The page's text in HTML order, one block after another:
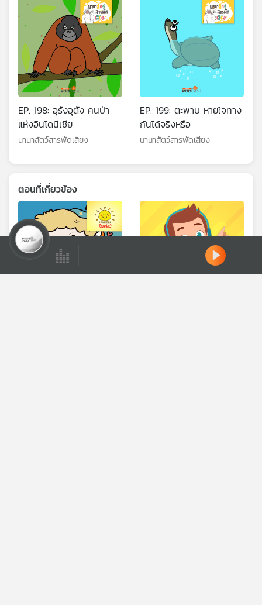
ดาวน์โหลด Thai PBS Podcast Application
Ⓒ 2020 องค์การกระจายเสียงและแพร่ภาพสาธารณะแห่งประเทศไทย
EP. 198: อุรังอุตัง คนป่า
แห่งอินโดนีเซีย
นานาสัตว์สารพัดเสียง
EP. 199: ตะพาบ หายใจทาง
ก้นได้จริงหรือ
นานาสัตว์สารพัดเสียง
ตอนที่เกี่ยวข้อง